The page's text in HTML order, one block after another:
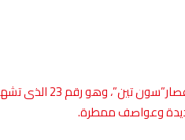
ضرب
وعواصف ممطرة.